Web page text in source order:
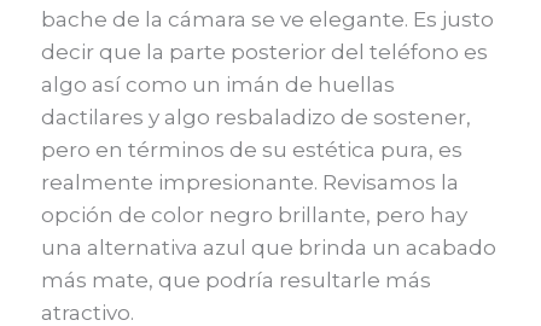
bache de la cámara se ve elegante. Es justo
decir que la parte posterior del teléfono es
algo así como un imán de huellas
dactilares y algo resbaladizo de sostener,
pero en términos de su estética pura, es
realmente impresionante. Revisamos la
opción de color negro brillante, pero hay
una alternativa azul que brinda un acabado
más mate, que podría resultarle más
atractivo.